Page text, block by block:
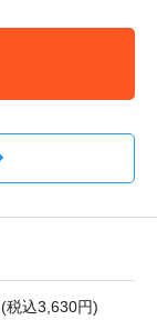
税込3,630円)